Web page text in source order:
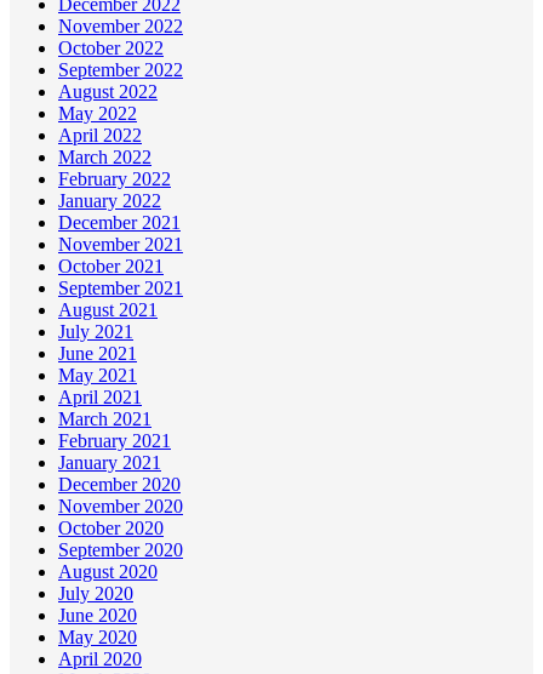
December 2022
November 2022
October 2022
September 2022
August 2022
May 2022
April 2022
March 2022
February 2022
January 2022
December 2021
November 2021
October 2021
September 2021
August 2021
July 2021
June 2021
May 2021
April 2021
March 2021
February 2021
January 2021
December 2020
November 2020
October 2020
September 2020
August 2020
July 2020
June 2020
May 2020
April 2020